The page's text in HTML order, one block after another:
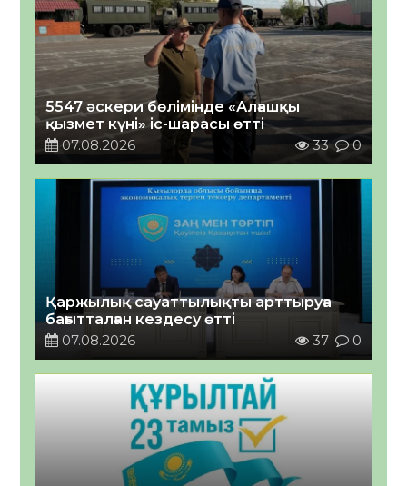
5547 әскери бөлімінде «Алғашқы
қызмет күні» іс-шарасы өтті
07.08.2026
33 0
Қаржылық сауаттылықты арттыруға
бағытталған кездесу өтті
07.08.2026
37 0